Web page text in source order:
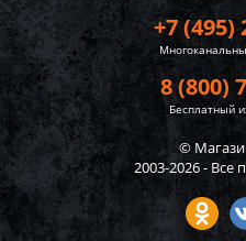
+7 (495)
8 (800)
Бесплатный
©
2003-2026 -